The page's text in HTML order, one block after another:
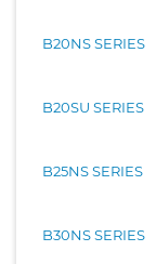
B20NS SERIES
B20SU SERIES
B25NS SERIES
B30NS SERIES